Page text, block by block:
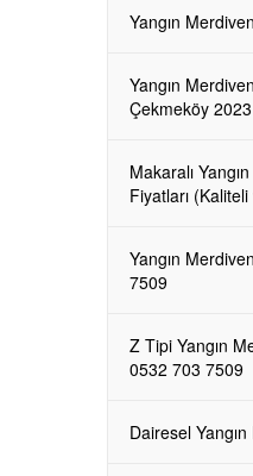
Yangın
Yangın
Çekmeköy
Makaralı
Fiyatları
Yangın
7509
Z Tipi Yangın
0532 703 7509
Dairesel